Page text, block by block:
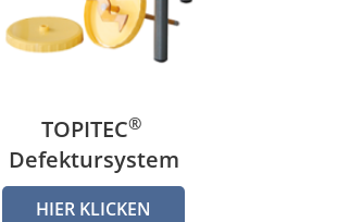
TOPITEC®
Defektursystem
HIER KLICKEN